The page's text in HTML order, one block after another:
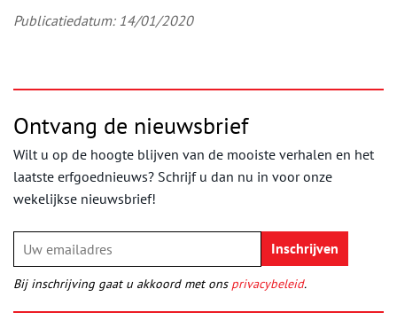
Publicatiedatum: 14/01/2020
Ontvang de nieuwsbrief
Wilt u op de hoogte blijven van de mooiste verhalen en het
laatste erfgoednieuws? Schrijf u dan nu in voor onze
wekelijkse nieuwsbrief!
Bij inschrijving gaat u akkoord met ons privacybeleid.